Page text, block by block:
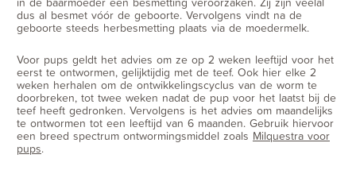
dus al besmet vóór de geboorte. Vervolgens vindt na de
geboorte steeds herbesmetting plaats via de moedermelk.
Voor pups geldt het advies om ze op 2 weken leeftijd voor het
eerst te ontwormen, gelijktijdig met de teef. Ook hier elke 2
weken herhalen om de ontwikkelingscyclus van de worm te
doorbreken, tot twee weken nadat de pup voor het laatst bij de
teef heeft gedronken. Vervolgens is het advies om maandelijks
te ontwormen tot een leeftijd van 6 maanden. Gebruik hiervoor
een breed spectrum ontwormingsmiddel zoals Milquestra voor
pups.